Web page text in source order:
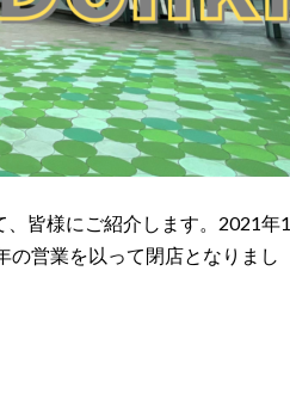
皆様にご紹介します。2021年1
の営業を以って閉店となりまし